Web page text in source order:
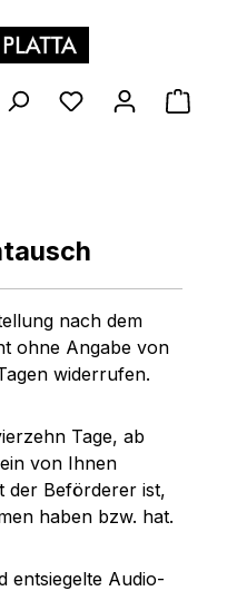
nach dem
ohne Angabe von
widerrufen.
Tage, ab
von Ihnen
der Beförderer ist,
haben bzw. hat.
entsiegelte Audio-